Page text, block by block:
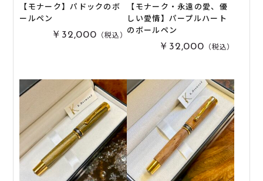
【モナーク】パドックのボ
ールペン
￥32,000 （税込）
【モナーク・永遠の愛、優
しい愛情】パープルハート
のボールペン
￥32,000 （税込）